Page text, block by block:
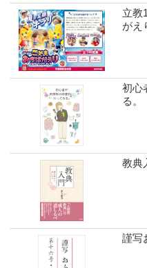
立教
がえ
初心
る。
教典
謹写